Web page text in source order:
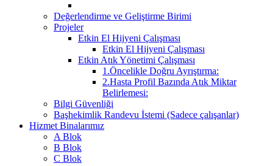
Değerlendirme ve Geliştirme Birimi
Projeler
Etkin El Hijyeni Çalışması
Etkin El Hijyeni Çalışması
Etkin Atık Yönetimi Çalışması
1.Öncelikle Doğru Ayrıştırma:
2.Hasta Profil Bazında Atık Miktar
Belirlemesi:
Bilgi Güvenliği
Başhekimlik Randevu İstemi (Sadece çalışanlar)
Hizmet Binalarımız
A Blok
B Blok
C Blok